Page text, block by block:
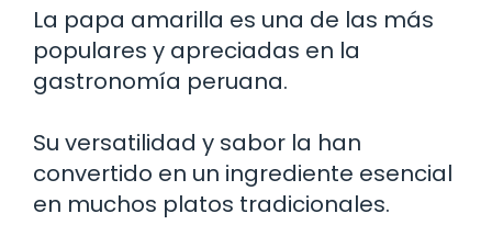
La papa amarilla es una de las más
populares y apreciadas en la
gastronomía peruana.
Su versatilidad y sabor la han
convertido en un ingrediente esencial
en muchos platos tradicionales.